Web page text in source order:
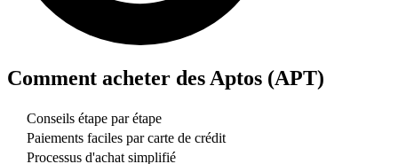
Comment acheter des Aptos (APT)
Conseils étape par étape
Paiements faciles par carte de crédit
Processus d'achat simplifié